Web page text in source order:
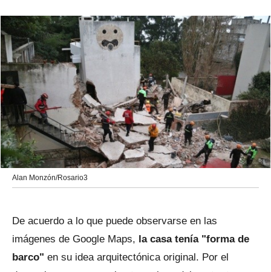
Alan Monzón/Rosario3
De acuerdo a lo que puede observarse en las
imágenes de Google Maps, la casa tenía "forma de
barco" en su idea arquitectónica original. Por el